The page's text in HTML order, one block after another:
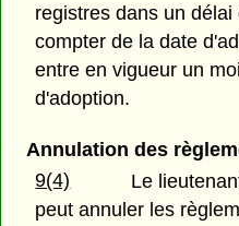
registres dans un
compter de la date
entre en vigueur un
d'adoption.
Annulation des
9(4)
Le
peut annuler les